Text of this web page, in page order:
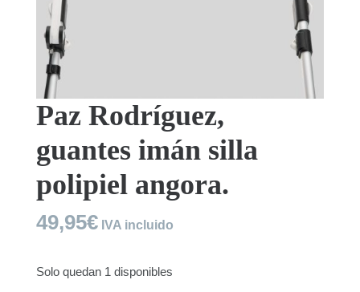
Paz Rodríguez,
guantes imán silla
polipiel angora.
49,95€ IVA incluido
Solo quedan 1 disponibles